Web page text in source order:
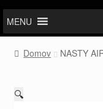
MENU
Domov NASTY
🔍